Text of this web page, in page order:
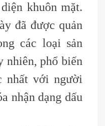
khuôn mặt.
đã được quản
các loại sản
nhiên, phổ biến
nhất với người
nhận dạng dấu